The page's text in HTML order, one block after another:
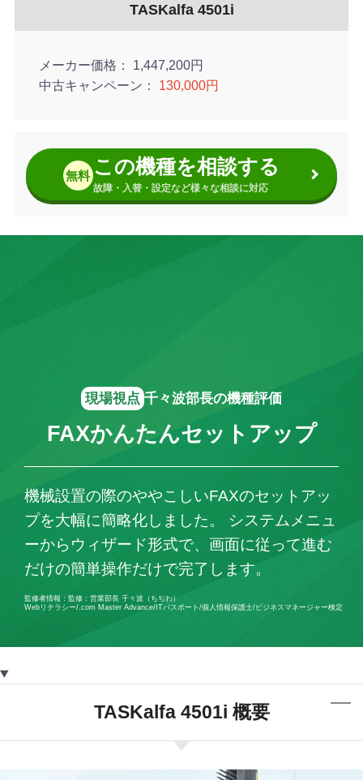
TASKalfa 4501i
メーカー価格
1,447,200円
中古キャンペーン
130,000円
無料 この機種を相談する
故障・入替・設定など様々な相談に対応
現場視点 千々波部長の機種評価
FAXかんたんセットアップ
機械設置の際のややこしいFAXのセットアッ
プを大幅に簡略化しました。 システムメニュ
ーからウィザード形式で、画面に従って進む
だけの簡単操作だけで完了します。
監修者情報：監修：営業部長 千々波（ちぢわ）
Webリテラシー/.com Master Advance/ITパスポート/個人情報保護士/ビジネスマネージャー検定
TASKalfa 4501i 概要